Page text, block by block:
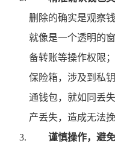
删除的确实是观察
就像是一个透明的
备转账等操作权限
保险箱，涉及到私
通钱包，就如同丢
产丢失，造成无法
谨慎操作，避